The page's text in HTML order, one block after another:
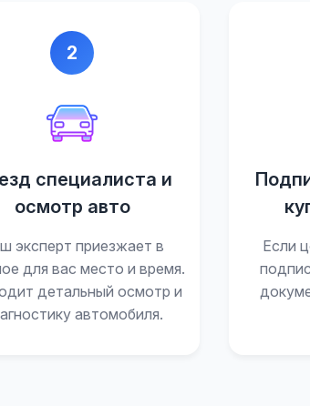
2
специалиста и
осмотр авто
эксперт приезжает в
для вас место и время.
детальный осмотр и
автомобиля.
Если